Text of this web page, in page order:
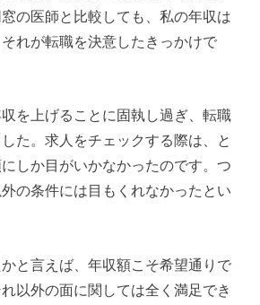
の医師と比較しても、私の年収は
れが転職を決意したきっかけで
を上げることに固執し過ぎ、転職
た。求人をチェックする際は、と
しか目がいかなかったのです。つ
の条件には目もくれなかったとい
と言えば、年収額こそ希望通りで
以外の面に関しては全く満足でき